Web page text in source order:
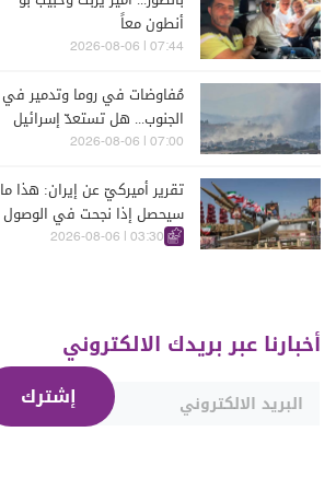
أنطون معاً
07:44 | 2026-08-06
مُفاوضات في روما وتدمير في
الجنوب... هل تستعدّ إسرائيل
للحرب؟
07:00 | 2026-08-06
تقرير أميركيّ عن إيران: هذا ما
سيحصل إذا نجحت في الوصول
إلى هذه الدولة الآسيويّة
03:30 | 2026-08-06
أخبارنا عبر بريدك الالكتروني
إشترك